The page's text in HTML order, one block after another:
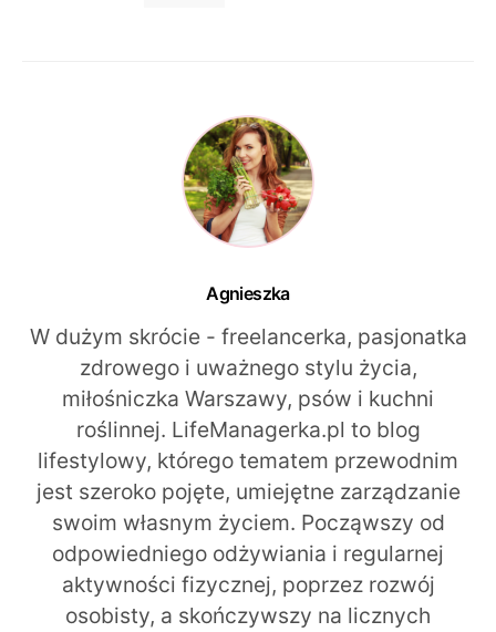
Agnieszka
W dużym skrócie - freelancerka, pasjonatka
zdrowego i uważnego stylu życia,
miłośniczka Warszawy, psów i kuchni
roślinnej. LifeManagerka.pl to blog
lifestylowy, którego tematem przewodnim
jest szeroko pojęte, umiejętne zarządzanie
swoim własnym życiem. Począwszy od
odpowiedniego odżywiania i regularnej
aktywności fizycznej, poprzez rozwój
osobisty, a skończywszy na licznych